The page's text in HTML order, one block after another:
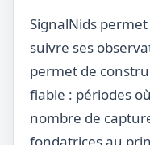
SignalNids
suivre ses
permet de
fiable : périodes
nombre de